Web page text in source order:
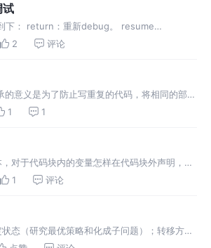
试
下： return：重新debug。 resume
断点处。 stop：停止运行程序。 view
2 评论
的意义是为了防止写重复的代码，将相同的部分
当子类中有些属性或者方法需要个性的定义，
1 1
对于代码块内的变量怎样在代码块外声明，有
外无类型声明`None`，或有类型声明（获取
1 评论
态（研究最优策略和化成子问题）；转移方程